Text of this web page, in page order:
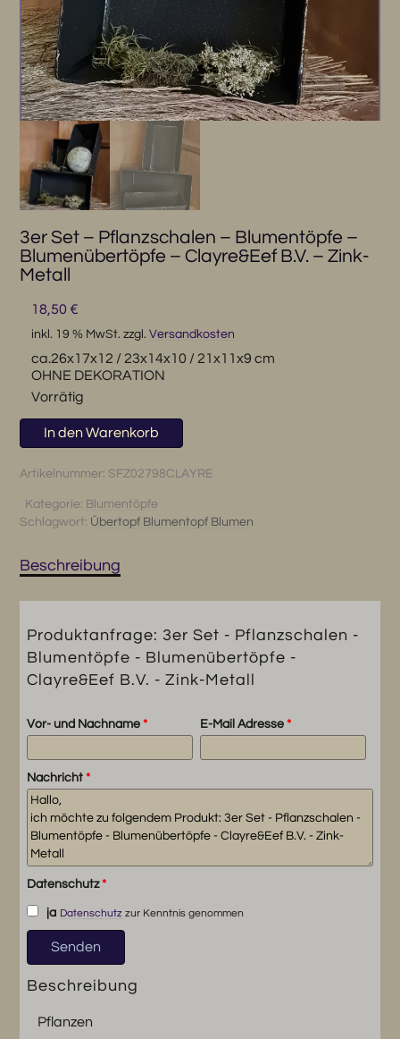
3er Set – Pflanzschalen – Blumentöpfe –
Blumenübertöpfe – Clayre&Eef B.V. – Zink-
Metall
18,50 €
inkl. 19 % MwSt. zzgl. Versandkosten
ca.26x17x12 / 23x14x10 / 21x11x9 cm
OHNE DEKORATION
Vorrätig
Set
Blumentöpfe
Blumenübertöpfe
Clayre&Eef
Zink-
Metall
In den Warenkorb
Artikelnummer: SFZ02798CLAYRE
Kategorie: Blumentöpfe
Schlagwort: Übertopf Blumentopf Blumen
Beschreibung
Produktanfrage: 3er Set - Pflanzschalen -
Blumentöpfe - Blumenübertöpfe -
Clayre&Eef B.V. - Zink-Metall
Vor- und Nachname* E-Mail Adresse *
Nachricht*
Datenschutz*
ja Datenschutz zur Kenntnis genommen
Beschreibung
Pflanzen